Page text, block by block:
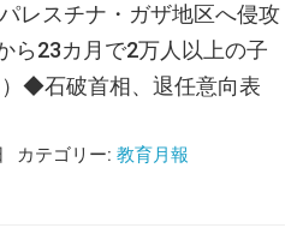
レスチナ・ガザ地区へ侵攻
ら23カ月で2万人以上の子
◆石破首相、退任意向表
カテゴリー: 教育月報